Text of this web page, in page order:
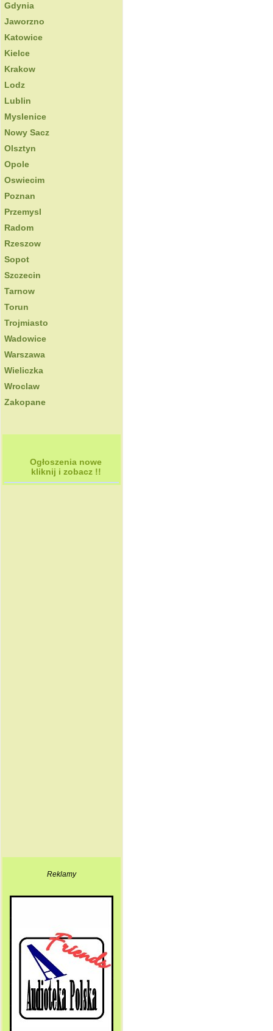
Gdynia
Jaworzno
Katowice
Kielce
Krakow
Lodz
Lublin
Myslenice
Nowy Sacz
Olsztyn
Opole
Oswiecim
Poznan
Przemysl
Radom
Rzeszow
Sopot
Szczecin
Tarnow
Torun
Trojmiasto
Wadowice
Warszawa
Wieliczka
Wroclaw
Zakopane
Ogłoszenia nowe
kliknij i zobacz !!
Reklamy